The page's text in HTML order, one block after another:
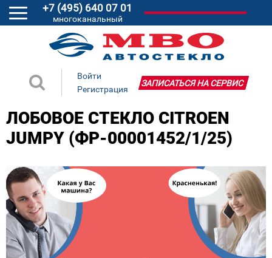
+7 (495) 640 07 01
многоканальный
Войти
Регистрация
ЗАПИСАТЬСЯ НА СЕРВИС
ЛОБОВОЕ СТЕКЛО CITROEN
JUMPY (ФР-00001452/1/25)